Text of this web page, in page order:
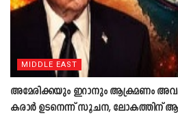
MIDDLE EAST
അമേരിക്കയും ഇറാനും ആക്രമണം
കരാർ ഉടനെന്ന് സൂചന, ലോകത്തിന്